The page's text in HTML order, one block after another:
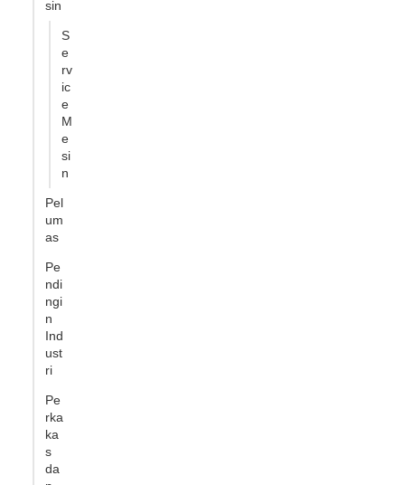
sin
S
e
rv
ic
e
M
e
si
n
Pel
um
as
Pe
ndi
ngi
n
Ind
ust
ri
Pe
rka
ka
s
da